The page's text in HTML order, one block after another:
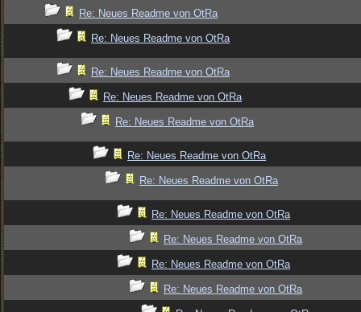
Re: Neues Readme von OtRa
Re: Neues Readme von OtRa
Re: Neues Readme von OtRa
Re: Neues Readme von OtRa
Re: Neues Readme von OtRa
Re: Neues Readme von OtRa
Re: Neues Readme von OtRa
Re: Neues Readme von OtRa
Re: Neues Readme von OtRa
Re: Neues Readme von OtRa
Re: Neues Readme von OtRa